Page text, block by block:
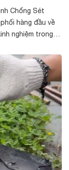
Chống Sét
hàng đầu về
nghiệm trong